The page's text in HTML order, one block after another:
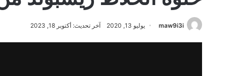
maw9i3i يوليو 13, 2020 آخر تحديث: أكتوبر 18, 2023